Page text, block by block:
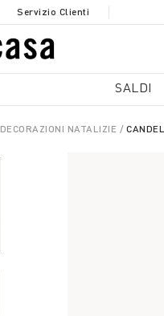
Servizio Clienti
SALDI
DECORAZIONI NATALIZIE